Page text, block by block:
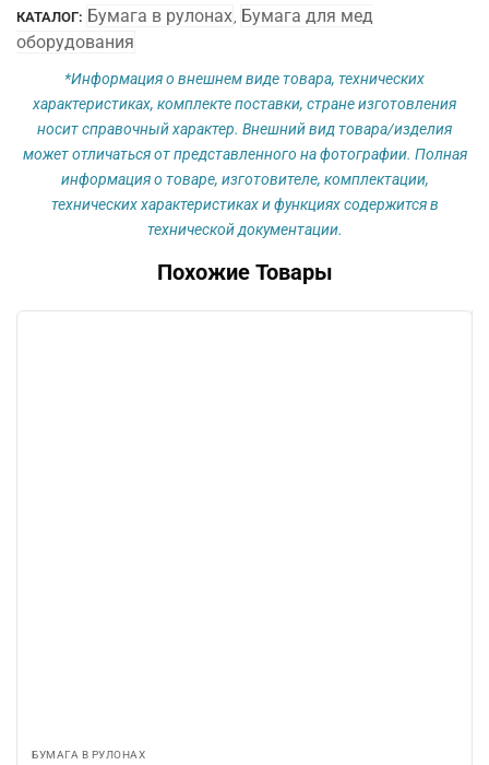
(чистая)
КАТАЛОГ: Бумага в рулонах, Бумага для мед
оборудования
*Информация о внешнем виде товара, технических
характеристиках, комплекте поставки, стране изготовления
носит справочный характер. Внешний вид товара/изделия
может отличаться от представленного на фотографии. Полная
информация о товаре, изготовителе, комплектации,
технических характеристиках и функциях содержится в
технической документации.
Похожие Товары
БУМАГА В РУЛОНАХ